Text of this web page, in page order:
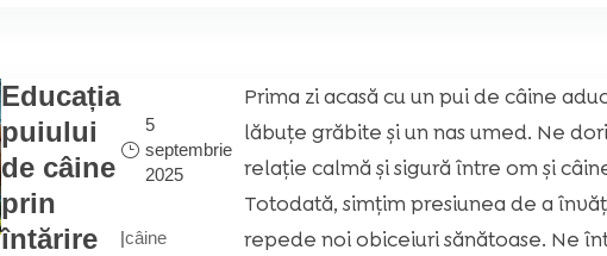
Educația
puiului
de câine
prin
întărire
5
septembrie
2025
|câine
Prima zi acasă cu un pui de câine
lăbuțe grăbite și un nas umed. Ne
relație calmă și sigură între om și
Totodată, simțim presiunea de a
repede noi obiceiuri sănătoase. Ne